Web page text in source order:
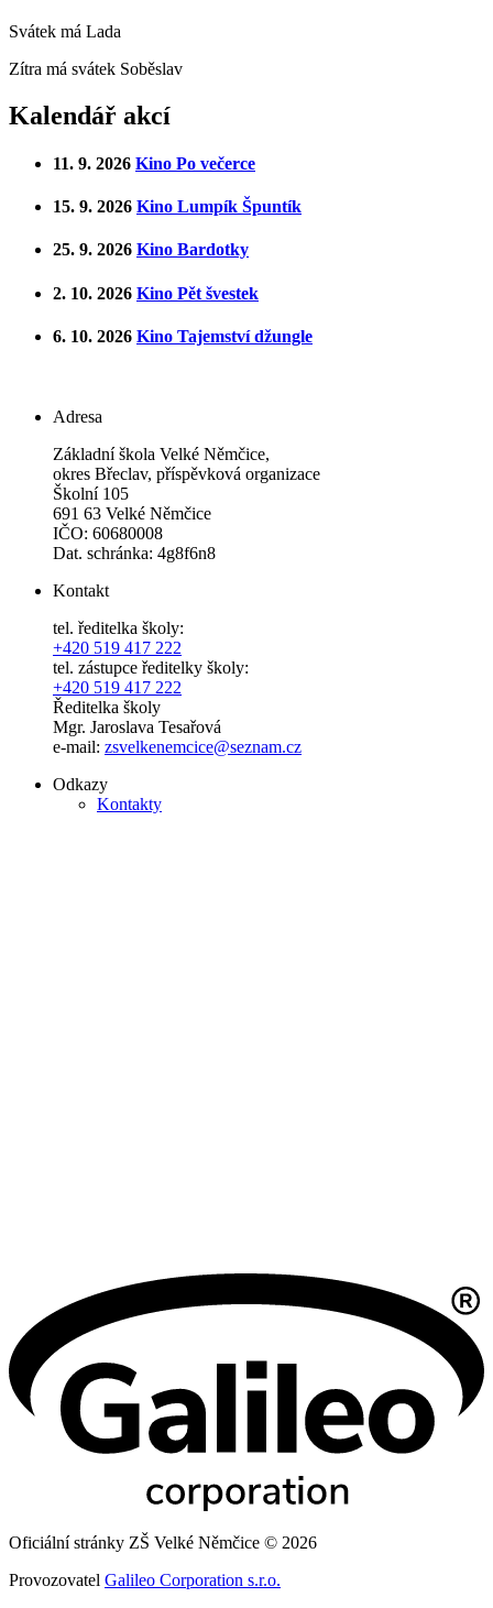
Svátek má Lada
Zítra má svátek Soběslav
Kalendář akcí
11. 9. 2026 Kino Po večerce
15. 9. 2026 Kino Lumpík Špuntík
25. 9. 2026 Kino Bardotky
2. 10. 2026 Kino Pět švestek
6. 10. 2026 Kino Tajemství džungle
Adresa
Základní škola Velké Němčice,
okres Břeclav, příspěvková organizace
Školní 105
691 63 Velké Němčice
IČO: 60680008
Dat. schránka: 4g8f6n8
Kontakt
tel. ředitelka školy:
+420 519 417 222
tel. zástupce ředitelky školy:
+420 519 417 222
Ředitelka školy
Mgr. Jaroslava Tesařová
e-mail: zsvelkenemcice@seznam.cz
Odkazy
Kontakty
Oficiální stránky ZŠ Velké Němčice © 2026
Provozovatel Galileo Corporation s.r.o.